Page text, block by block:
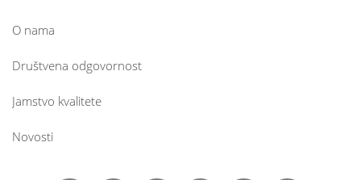
O nama
Društvena odgovornost
Jamstvo kvalitete
Novosti